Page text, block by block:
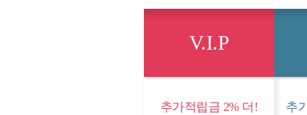
V.I.P
추가적립금 2% 더! 추